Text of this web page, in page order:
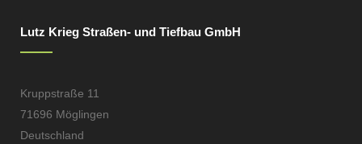
Lutz Krieg Straßen- und Tiefbau GmbH
Kruppstraße 11
71696 Möglingen
Deutschland